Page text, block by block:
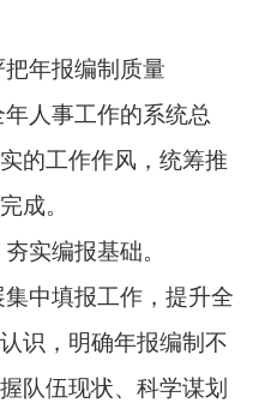
年报编制质量
人事工作的系统总
的工作作风，统筹推
成。
夯实编报基础。
中填报工作，提升全
识，明确年报编制不
队伍现状、科学谋划